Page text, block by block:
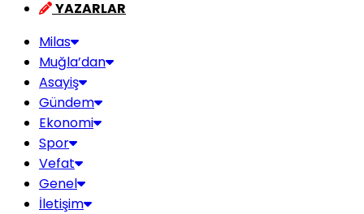
YAZARLAR
Milas
Muğla’dan
Asayiş
Gündem
Ekonomi
Spor
Vefat
Genel
İletişim